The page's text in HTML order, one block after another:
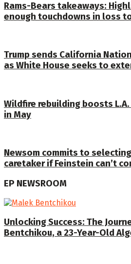
Rams-Bears takeaways:
enough touchdowns in loss
Trump sends California
as White House seeks to
Wildfire rebuilding boosts
in May
Newsom commits to
caretaker if Feinstein can’t
EP NEWSROOM
Unlocking Success: The
Bentchikou, a 23-Year-Old